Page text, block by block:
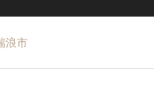
浪市